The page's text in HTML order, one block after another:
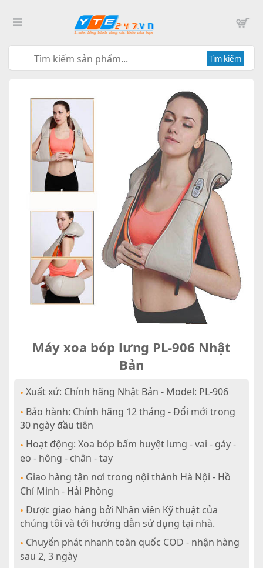
Tìm kiếm
Máy xoa bóp lưng PL-906 Nhật
Bản
• Xuất xứ: Chính hãng Nhật Bản - Model: PL-906
• Bảo hành: Chính hãng 12 tháng - Đổi mới trong
30 ngày đầu tiên
• Hoạt động: Xoa bóp bấm huyệt lưng - vai - gáy -
eo - hông - chân - tay
• Giao hàng tận nơi trong nội thành Hà Nội - Hồ
Chí Minh - Hải Phòng
• Được giao hàng bởi Nhân viên Kỹ thuật của
chúng tôi và tới hướng dẫn sử dụng tại nhà.
• Chuyển phát nhanh toàn quốc COD - nhận hàng
sau 2, 3 ngày